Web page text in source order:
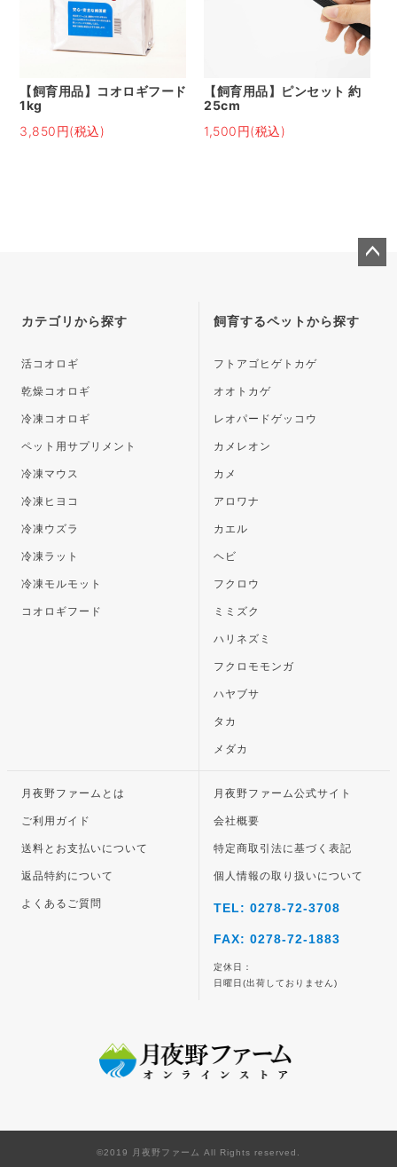
【飼育用品】コオロギフード
1kg
3,850円(税込)
【飼育用品】ピンセット 約
25cm
1,500円(税込)
カテゴリから探す
活コオロギ
乾燥コオロギ
冷凍コオロギ
ペット用サプリメント
冷凍マウス
冷凍ヒヨコ
冷凍ウズラ
冷凍ラット
冷凍モルモット
コオロギフード
飼育するペットから探す
フトアゴヒゲトカゲ
オオトカゲ
レオパードゲッコウ
カメレオン
カメ
アロワナ
カエル
ヘビ
フクロウ
ミミズク
ハリネズミ
フクロモモンガ
ハヤブサ
タカ
メダカ
月夜野ファームとは
ご利用ガイド
送料とお支払いについて
返品特約について
よくあるご質問
月夜野ファーム公式サイト
会社概要
特定商取引法に基づく表記
個人情報の取り扱いについて
TEL: 0278-72-3708
FAX: 0278-72-1883
定休日：
日曜日(出荷しておりません)
©2019 月夜野ファーム All Rights reserved.